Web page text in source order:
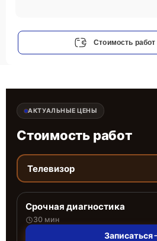
Стоимость работ
АКТУАЛЬНЫЕ ЦЕНЫ
Стоимость работ
Телевизор
Срочная диагностика
30 мин
Записаться